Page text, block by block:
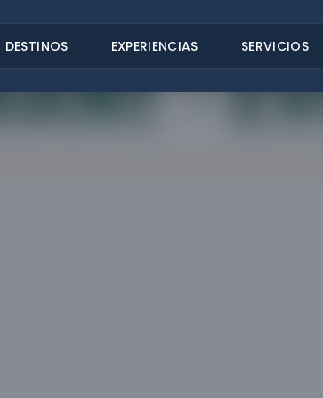
DESTINOS EXPERIENCIAS SERVICIOS